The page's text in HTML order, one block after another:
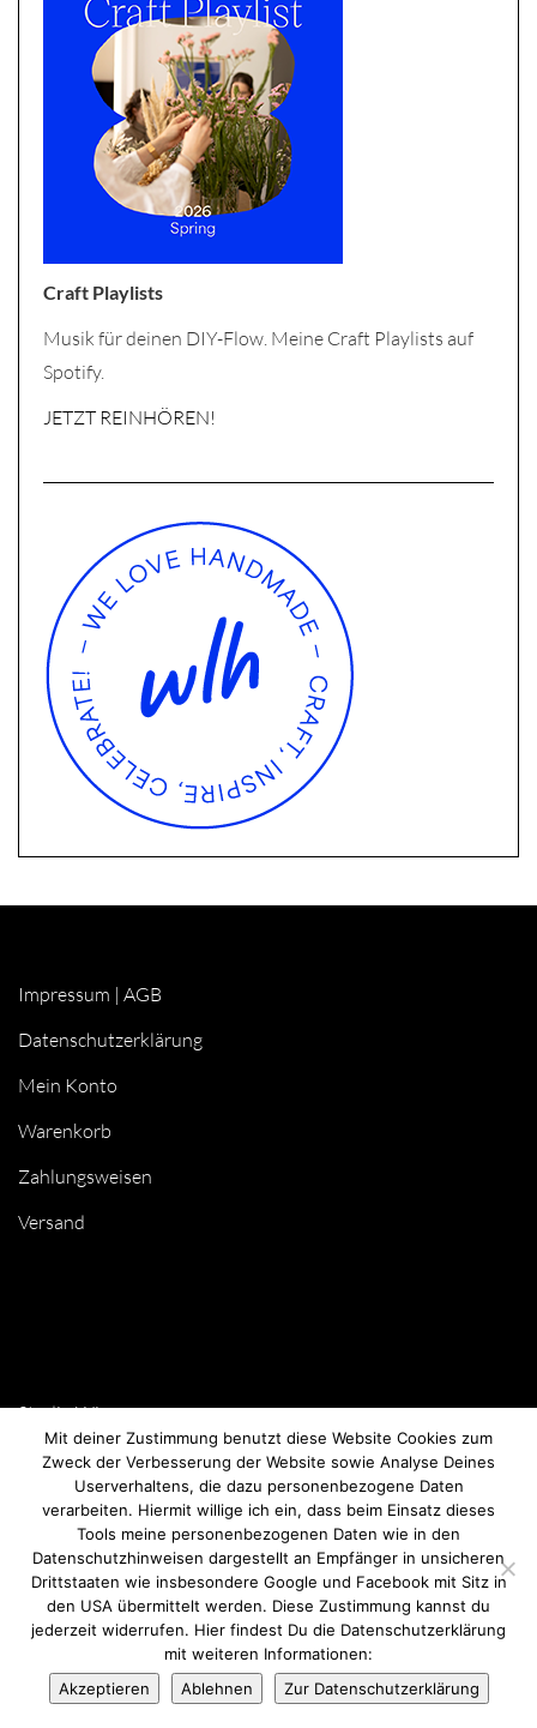
Craft Playlists
Musik für deinen DIY-Flow. Meine Craft Playlists auf
Spotify.
JETZT REINHÖREN!
Impressum | AGB
Datenschutzerklärung
Mein Konto
Warenkorb
Zahlungsweisen
Versand
Studio Wien
Burggasse 79/11, 1070 Wien
Private Shopping nach Terminvereinbarung
Click & Collect möglich
24/7 im Onlineshop shoppen
Versand nach AT & DE
Kontaktformular
Mit deiner Zustimmung benutzt diese Website Cookies zum
Zweck der Verbesserung der Website sowie Analyse Deines
Userverhaltens, die dazu personenbezogene Daten
verarbeiten. Hiermit willige ich ein, dass beim Einsatz dieses
Tools meine personenbezogenen Daten wie in den
Datenschutzhinweisen dargestellt an Empfänger in unsicheren
Drittstaaten wie insbesondere Google und Facebook mit Sitz in
den USA übermittelt werden. Diese Zustimmung kannst du
jederzeit widerrufen. Hier findest Du die Datenschutzerklärung
mit weiteren Informationen:
Akzeptieren
Ablehnen Zur Datenschutzerklärung